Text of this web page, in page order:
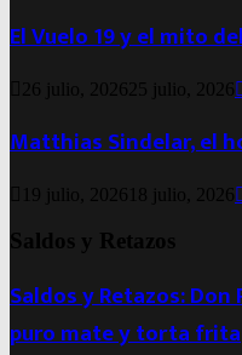
El Vuelo 19 y el mito
26 julio, 2026 25 julio, 2026
Matthias Sindelar, el
19 julio, 2026 18 julio, 2026
Saldos y Retazos
Saldos y Retazos: Don
puro mate y torta frita